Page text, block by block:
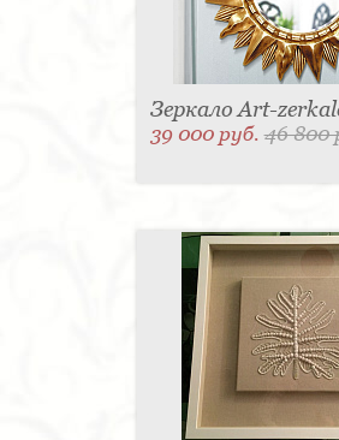
Зеркало Art-
39 000 руб.46 800